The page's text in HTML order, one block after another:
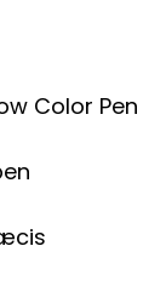
Color Pen